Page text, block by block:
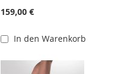
159,00 €
In den Warenkorb